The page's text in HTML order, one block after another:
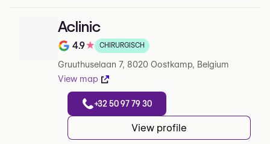
Aclinic
Note de 4.9 sur 5 sur Google
4.9★ CHIRURGISCH
Gruuthuselaan 7, 8020 Oostkamp, Belgium
View map
+32 50 97 79 30
View profile